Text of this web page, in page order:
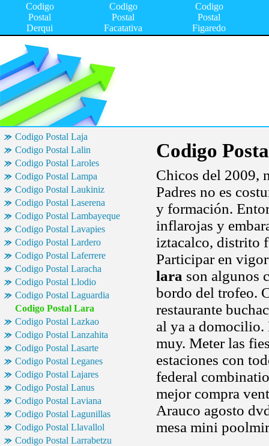
Codigo
Postal
Derqui
Codigo
Postal
Facatativa
Codigo
Postal
Figaredo
Codigo Postal Laja
Codigo Postal Lalin
Codigo Postal Laroles
Codigo Postal Lampa
Codigo Postal Laukiniz
Codigo Postal Laserena
Codigo Postal Lambayeque
Codigo Postal Lavapies
Codigo Postal Lardero
Codigo Postal Laferrere
Codigo Postal Laracha
Codigo Postal Llodio
Codigo Postal Laguardia
Codigo Postal Lara
Codigo Postal Lazkao
Codigo Postal Lanzahita
Codigo Postal Lasarte
Codigo Postal Leganes
Codigo Postal Lajares
Codigo Postal Lanus
Codigo Postal Laviana
Codigo Postal Lagunillas
Codigo Postal Llavallol
Codigo Postal Larrabetzu
Codigo
Chicos del 2009,
Padres no es
y formación.
inflarojas y
iztacalco, distrito
Participar en
lara son algunos
bordo del trofeo.
restaurante
al ya a domocilio.
muy. Meter las
estaciones con
federal
mejor compra
Arauco agosto
mesa mini